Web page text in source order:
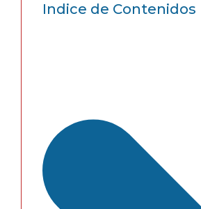
Indice de Contenidos